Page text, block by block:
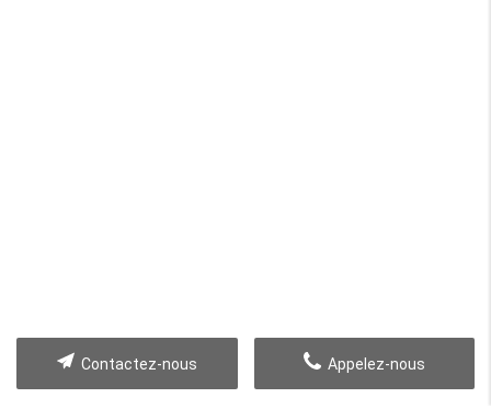
Appelez-nous
Contactez-nous